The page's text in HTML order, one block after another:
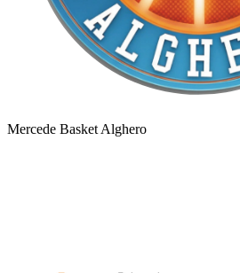
Mercede Basket Alghero